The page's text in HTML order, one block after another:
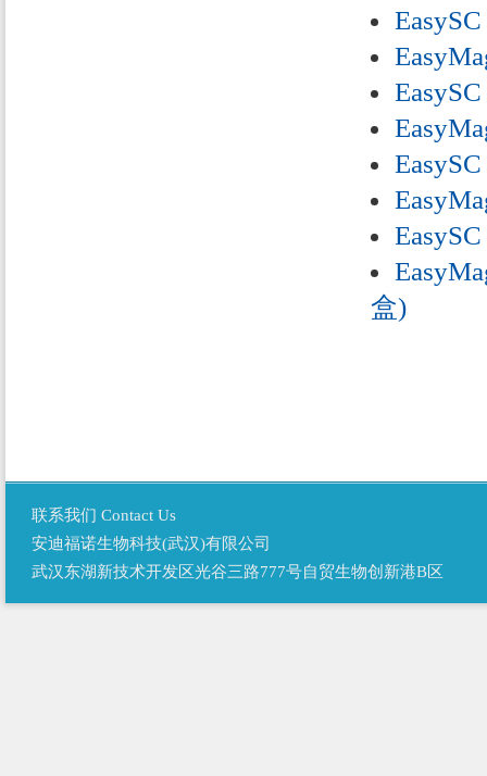
盒)
联系我们 Contact Us
安迪福诺生物科技(武汉)有限公司
武汉东湖新技术开发区光谷三路777号自贸生物创新港B区